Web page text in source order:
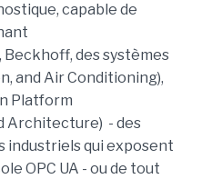
capable de
des systèmes
and Air Conditioning),
Platform
Architecture) - des
industriels qui exposent
OPC UA - ou de tout